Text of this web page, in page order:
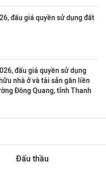
đấu giá quyền sử dụng đất
đấu giá quyền sử dụng
nhà ở và tài sản gắn liền
Đông Quang, tỉnh Thanh
Đấu thầu